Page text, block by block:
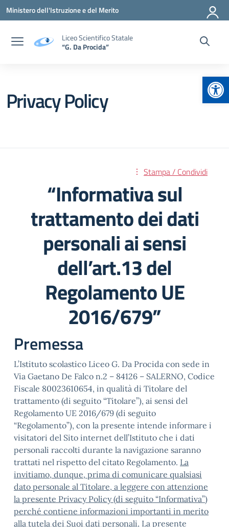
Vai ai contenuti
Vai al menu di navigazione
Vai al footer
Ministero dell'Istruzione e del Merito
Liceo Scientifico Statale
“G. Da Procida”
Privacy Policy
Stampa / Condividi
“Informativa sul
trattamento dei dati
personali ai sensi
dell’art.13 del
Regolamento UE
2016/679”
Premessa
L’Istituto scolastico Liceo G. Da Procida con sede in
Via Gaetano De Falco n.2 – 84126 – SALERNO, Codice
Fiscale 80023610654, in qualità di Titolare del
trattamento (di seguito “Titolare”), ai sensi del
Regolamento UE 2016/679 (di seguito
“Regolamento”), con la presente intende informare i
visitatori del Sito internet dell’Istituto che i dati
personali raccolti durante la navigazione saranno
trattati nel rispetto del citato Regolamento. La
invitiamo, dunque, prima di comunicare qualsiasi
dato personale al Titolare, a leggere con attenzione
la presente Privacy Policy (di seguito “Informativa”)
perché contiene informazioni importanti in merito
alla tutela dei Suoi dati personali. La presente